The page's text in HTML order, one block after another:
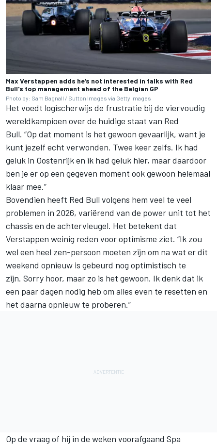
Max Verstappen adds he's not interested in talks with Red
Bull's top management ahead of the Belgian GP
Photo by: Sam Bagnall / Sutton Images via Getty Images
Het voedt logischerwijs de frustratie bij de viervoudig
wereldkampioen over de huidige staat van Red
Bull. “Op dat moment is het gewoon gevaarlijk, want je
kunt jezelf echt verwonden. Twee keer zelfs. Ik had
geluk in Oostenrijk en ik had geluk hier, maar daardoor
ben je er op een gegeven moment ook gewoon helemaal
klaar mee.”
Bovendien heeft Red Bull volgens hem veel te veel
problemen in 2026, variërend van de power unit tot het
chassis en de achtervleugel. Het betekent dat
Verstappen weinig reden voor optimisme ziet. “Ik zou
wel een heel zen-persoon moeten zijn om na wat er dit
weekend opnieuw is gebeurd nog optimistisch te
zijn. Sorry hoor, maar zo is het gewoon. Ik denk dat ik
een paar dagen nodig heb om alles even te resetten en
het daarna opnieuw te proberen.”
Op de vraag of hij in de weken voorafgaand Spa